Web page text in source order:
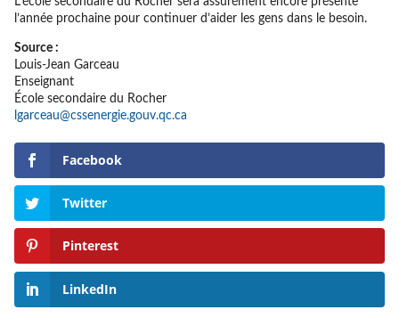
l’année prochaine pour continuer d’aider les gens dans le besoin.
Source :
Louis-Jean Garceau
Enseignant
École secondaire du Rocher
lgarceau@cssenergie.gouv.qc.ca
Facebook
Twitter
Pinterest
LinkedIn